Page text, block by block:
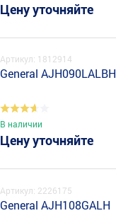
Цену уточняйте
Артикул: 1812914
General AJH090LALBH
В наличии
Цену уточняйте
Артикул: 2226175
General AJH108GALH